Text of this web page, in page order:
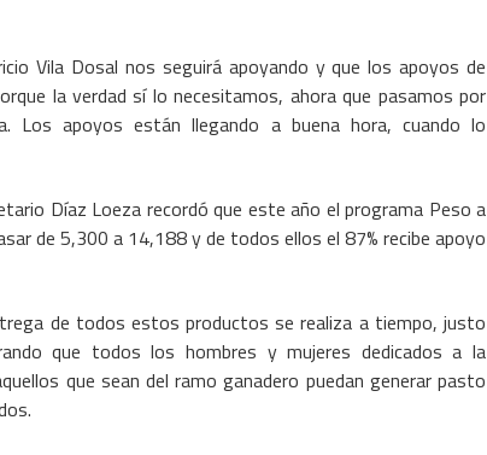
Vila Dosal nos seguirá apoyando y que los apoyos de
la verdad sí lo necesitamos, ahora que pasamos por
Los apoyos están llegando a buena hora, cuando lo
Díaz Loeza recordó que este año el programa Peso a
de 5,300 a 14,188 y de todos ellos el 87% recibe apoyo
de todos estos productos se realiza a tiempo, justo
que todos los hombres y mujeres dedicados a la
que sean del ramo ganadero puedan generar pasto